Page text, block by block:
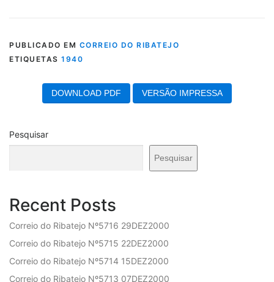
PUBLICADO EM CORREIO DO RIBATEJO
ETIQUETAS 1940
DOWNLOAD PDF VERSÃO IMPRESSA
Pesquisar
Pesquisar
Recent Posts
Correio do Ribatejo Nº5716 29DEZ2000
Correio do Ribatejo Nº5715 22DEZ2000
Correio do Ribatejo Nº5714 15DEZ2000
Correio do Ribatejo Nº5713 07DEZ2000